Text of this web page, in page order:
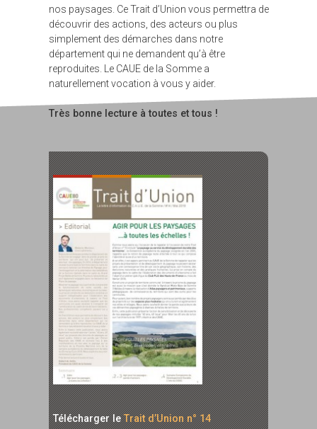
nos paysages. Ce Trait d’Union vous permettra de
découvrir des actions, des acteurs ou plus
simplement des démarches dans notre
département qui ne demandent qu’à être
reproduites. Le CAUE de la Somme a
naturellement vocation à vous y aider.
Très bonne lecture à toutes et tous !
Télécharger leTrait d’Union n° 14